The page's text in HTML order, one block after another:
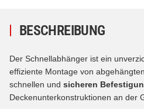
BESCHREIBUNG
Der Schnellabhänger ist ein
effiziente Montage von
schnellen und sicheren
Deckenunterkonstruktionen an der